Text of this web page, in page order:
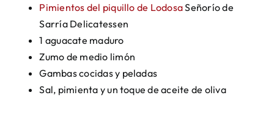
Pimientos del piquillo de LodosaSeñorío de
Sarría Delicatessen
1 aguacate maduro
Zumo de medio limón
Gambas cocidas y peladas
Sal, pimienta y un toque de aceite de oliva